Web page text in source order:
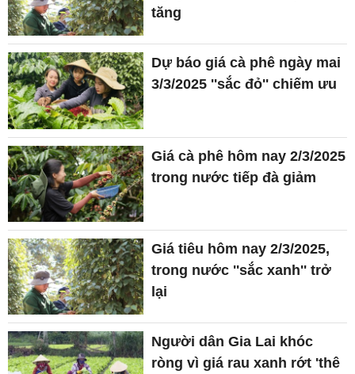
tăng
Dự báo giá cà phê ngày mai
3/3/2025 ''sắc đỏ'' chiếm ưu
Giá cà phê hôm nay 2/3/2025
trong nước tiếp đà giảm
Giá tiêu hôm nay 2/3/2025,
trong nước ''sắc xanh'' trở
lại
Người dân Gia Lai khóc
ròng vì giá rau xanh rớt 'thê